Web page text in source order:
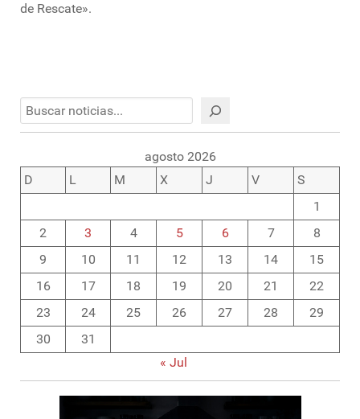
de Rescate».
Buscar
agosto 2026
D
L M X J V
S
1
2
3 4 5 6 7
8
9
10 11 12 13 14
15
16
17 18 19 20 21
22
23
24 25 26 27 28
29
30
31
« Jul